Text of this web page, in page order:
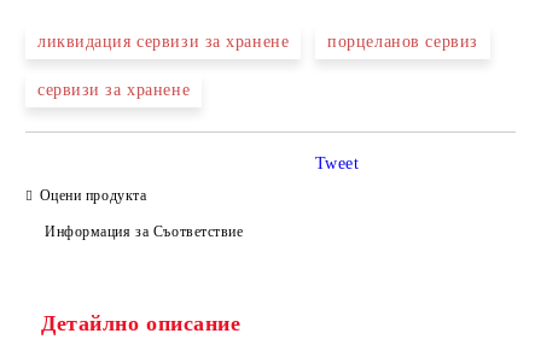
ликвидация сервизи за хранене порцеланов сервиз
сервизи за хранене
Оцени продукта
Информация за Съответствие
Tweet
Детайлно описание